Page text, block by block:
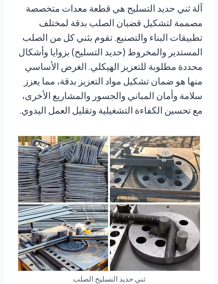
آلة ثني حديد التسليح هي قطعة معدات متخصصة
مصممة لتشكيل قضبان الصلب بدقة لمختلف
تطبيقات البناء والتصنيع. تقوم بثني كل من الصلب
المستدير والمخروط (حديد التسليح) بزوايا وأشكال
محددة مطلوبة للتعزيز الهيكلي. الغرض الأساسي
منها هو ضمان تشكيل مواد التعزيز بدقة، مما يعزز
سلامة وأمان المباني والجسور والمشاريع الأخرى،
مع تحسين الكفاءة التشغيلية وتقليل العمل اليدوي.
ثني حديد التسليح الصلب